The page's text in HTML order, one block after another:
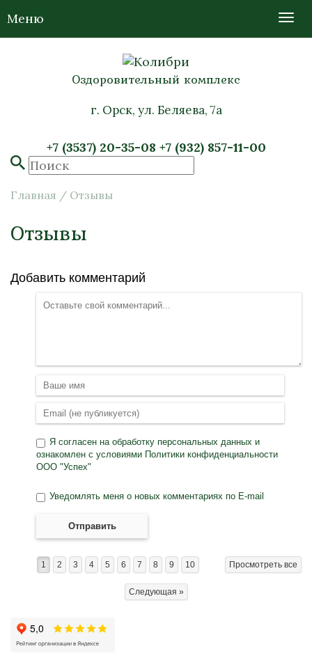
Оздоровительный комплекс
г. Орск, ул. Беляева, 7а
+7 (3537) 20-35-08 +7 (932) 857-11-00
Меню
Главная / Отзывы
Отзывы
Добавить комментарий
Я согласен наобработку персональных данных и
ознакомлен с условиями Политики конфиденциальности
ООО "Успех"
Уведомлять меня о новых комментариях по E-mail
Отправить
Просмотреть все
1 2 3 4 5 6 7 8 9 10
Следующая »